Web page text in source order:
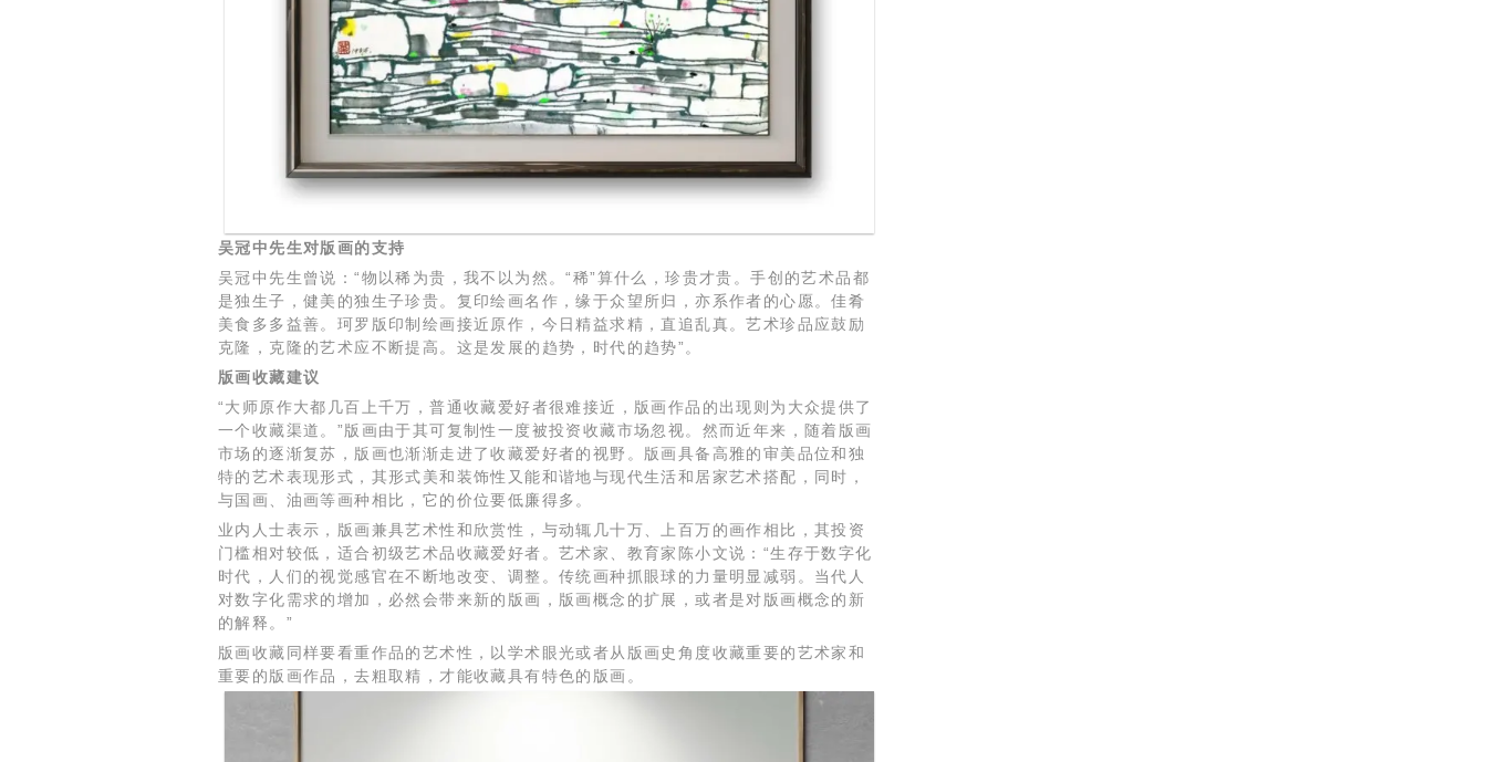
吴冠中先生对版画的支持
吴冠中先生曾说：“物以稀为贵，我不以为然。“稀”算什么，珍贵才贵。手创的艺术品都
是独生子，健美的独生子珍贵。复印绘画名作，缘于众望所归，亦系作者的心愿。佳肴
美食多多益善。珂罗版印制绘画接近原作，今日精益求精，直追乱真。艺术珍品应鼓励
克隆，克隆的艺术应不断提高。这是发展的趋势，时代的趋势”。
版画收藏建议
“大师原作大都几百上千万，普通收藏爱好者很难接近，版画作品的出现则为大众提供了
一个收藏渠道。”版画由于其可复制性一度被投资收藏市场忽视。然而近年来，随着版画
市场的逐渐复苏，版画也渐渐走进了收藏爱好者的视野。版画具备高雅的审美品位和独
特的艺术表现形式，其形式美和装饰性又能和谐地与现代生活和居家艺术搭配，同时，
与国画、油画等画种相比，它的价位要低廉得多。
业内人士表示，版画兼具艺术性和欣赏性，与动辄几十万、上百万的画作相比，其投资
门槛相对较低，适合初级艺术品收藏爱好者。艺术家、教育家陈小文说：“生存于数字化
时代，人们的视觉感官在不断地改变、调整。传统画种抓眼球的力量明显减弱。当代人
对数字化需求的增加，必然会带来新的版画，版画概念的扩展，或者是对版画概念的新
的解释。”
版画收藏同样要看重作品的艺术性，以学术眼光或者从版画史角度收藏重要的艺术家和
重要的版画作品，去粗取精，才能收藏具有特色的版画。